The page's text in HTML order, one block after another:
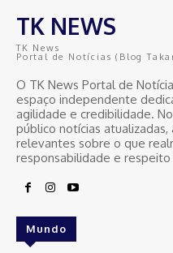
TK NEWS
TK News
Portal de Notícias (Blog
O TK News Portal de
espaço independente
agilidade e credibilidade.
público notícias
relevantes sobre o que
responsabilidade e
Mundo